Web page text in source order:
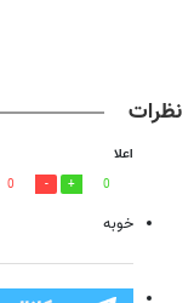
نظرات
اعلا
0
0
خوبه